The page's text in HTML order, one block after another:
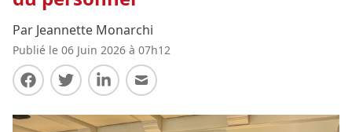
Par Jeannette Monarchi
Publié le 06 Juin 2026 à 07h12
Partager sur Facebook
Partager sur Twitter
Partager sur LinkedIn
Partager par E-mail